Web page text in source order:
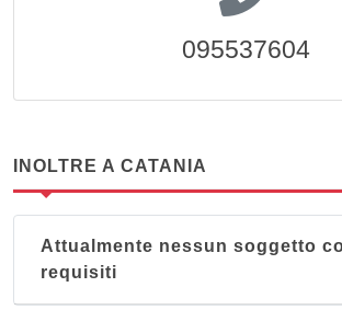
095537604
INOLTRE A CATANIA
Attualmente nessun soggetto
requisiti